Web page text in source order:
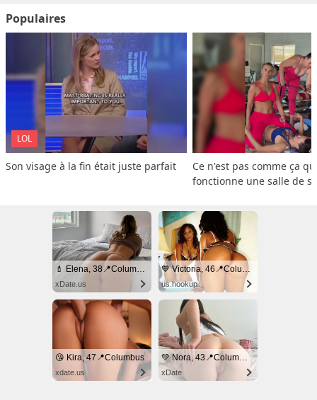
Populaires
LOL
Son visage à la fin était juste parfait
Ce n'est pas comme ça
fonctionne une salle de